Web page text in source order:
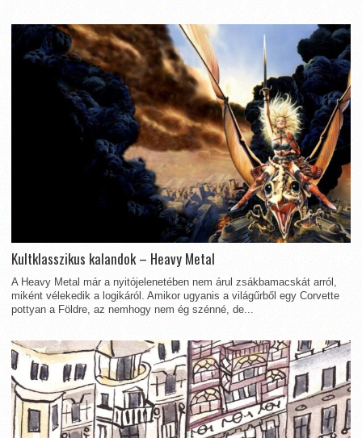
Kultklasszikus kalandok – Heavy Metal
A Heavy Metal már a nyitójelenetében nem árul zsákbamacskát arról,
miként vélekedik a logikáról. Amikor ugyanis a világűrből egy Corvette
pottyan a Földre, az nemhogy nem ég szénné, de...